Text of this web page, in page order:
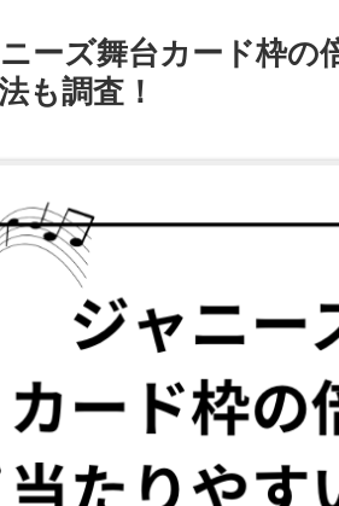
ーズ舞台カード枠の
も調査！